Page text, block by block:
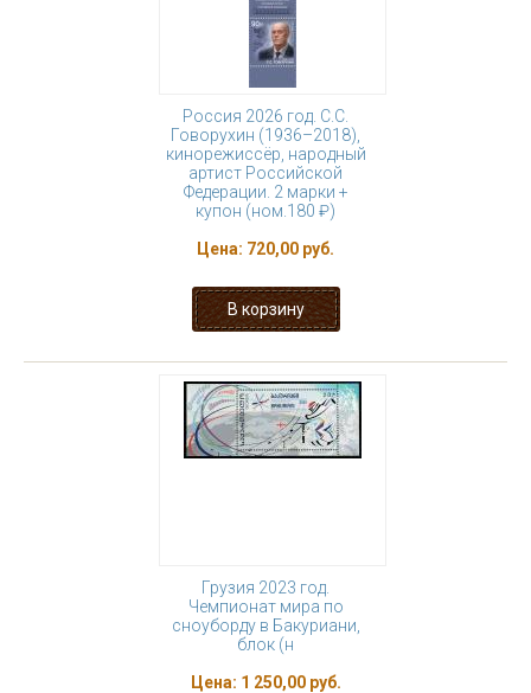
Россия 2026 год. С.С.
Говорухин (1936–2018),
кинорежиссёр, народный
артист Российской
Федерации. 2 марки +
купон (ном.180 ₽)
Цена: 720,00 руб.
Грузия 2023 год.
Чемпионат мира по
сноуборду в Бакуриани,
блок (н
Цена: 1 250,00 руб.